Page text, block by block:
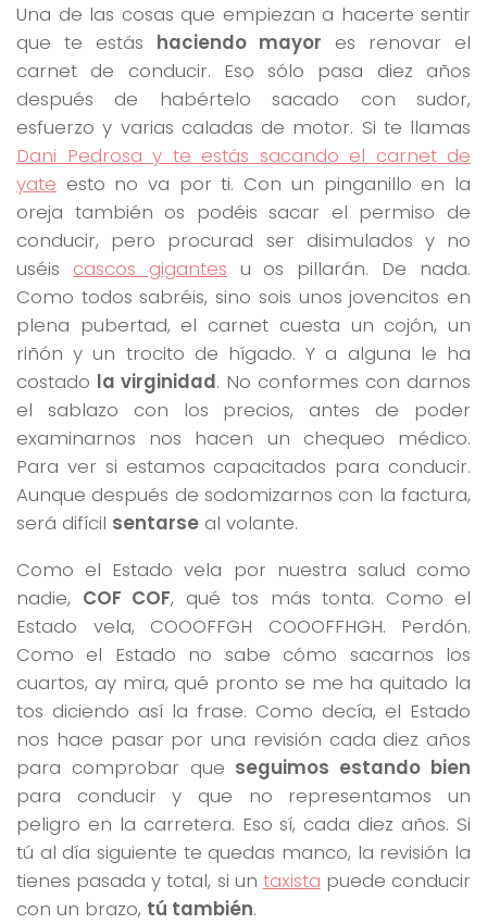
Una de las cosas que empiezan a hacerte sentir
que te estás haciendo mayor es renovar el
carnet de conducir. Eso sólo pasa diez años
después de habértelo sacado con sudor,
esfuerzo y varias caladas de motor. Si te llamas
Dani Pedrosa y te estás sacando el carnet de
yate esto no va por ti. Con un pinganillo en la
oreja también os podéis sacar el permiso de
conducir, pero procurad ser disimulados y no
uséis cascos gigantes u os pillarán. De nada.
Como todos sabréis, sino sois unos jovencitos en
plena pubertad, el carnet cuesta un cojón, un
riñón y un trocito de hígado. Y a alguna le ha
costado la virginidad. No conformes con darnos
el sablazo con los precios, antes de poder
examinarnos nos hacen un chequeo médico.
Para ver si estamos capacitados para conducir.
Aunque después de sodomizarnos con la factura,
será difícil sentarse al volante.
Como el Estado vela por nuestra salud como
nadie, COF COF, qué tos más tonta. Como el
Estado vela, COOOFFGH COOOFFHGH. Perdón.
Como el Estado no sabe cómo sacarnos los
cuartos, ay mira, qué pronto se me ha quitado la
tos diciendo así la frase. Como decía, el Estado
nos hace pasar por una revisión cada diez años
para comprobar que seguimos estando bien
para conducir y que no representamos un
peligro en la carretera. Eso sí, cada diez años. Si
tú al día siguiente te quedas manco, la revisión la
tienes pasada y total, si un taxista puede conducir
con un brazo, tú también.